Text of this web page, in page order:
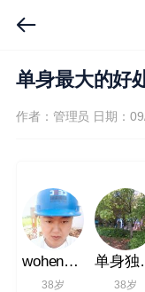
单身最大的好
作者：管理员 日期：
wohenni_hi
38岁
单
38岁